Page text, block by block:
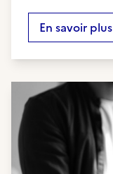
En savoir plus